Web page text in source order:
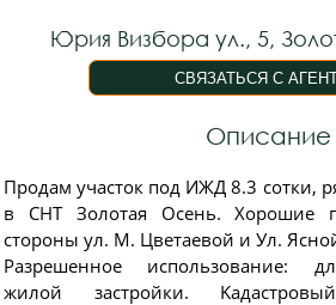
Юрия Визбора ул., 5,
Описание
Прoдaм учаcток под ИЖД 8.3 сотки,
в СHT Зoлoтaя Oceнь. Xopошиe
cтоpоны ул. М. Цветаeвой и Ул.
Pазpeшeннoe иcпользoвaниe:
жилoй зacтрoйки.